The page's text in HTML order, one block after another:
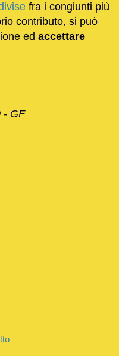
fra i congiunti più
contributo, si può
ed accettare
- GF